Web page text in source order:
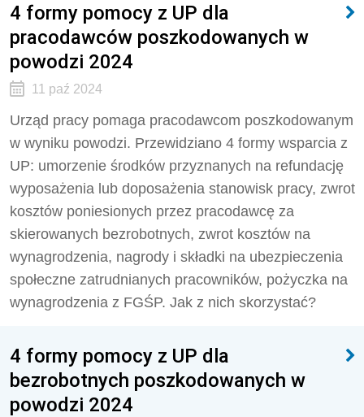
4 formy pomocy z UP dla
pracodawców poszkodowanych w
powodzi 2024
11 paź 2024
Urząd pracy pomaga pracodawcom poszkodowanym
w wyniku powodzi. Przewidziano 4 formy wsparcia z
UP: umorzenie środków przyznanych na refundację
wyposażenia lub doposażenia stanowisk pracy, zwrot
kosztów poniesionych przez pracodawcę za
skierowanych bezrobotnych, zwrot kosztów na
wynagrodzenia, nagrody i składki na ubezpieczenia
społeczne zatrudnianych pracowników, pożyczka na
wynagrodzenia z FGŚP. Jak z nich skorzystać?
4 formy pomocy z UP dla
bezrobotnych poszkodowanych w
powodzi 2024